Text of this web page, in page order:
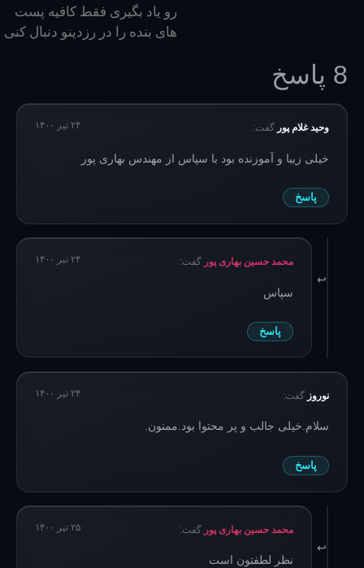
رو یاد بگیری فقط کافیه پست
های بنده را در رزدینو دنبال کنی
8 پاسخ
وحید غلام پور گفت: ۲۴ تیر ۱۴۰۰
خیلی زیبا و آموزنده بود با سپاس از مهندس بهاری پور
پاسخ
محمد حسین بهاری پور گفت: ۲۴ تیر ۱۴۰۰
سپاس
پاسخ
نوروز گفت: ۲۴ تیر ۱۴۰۰
سلام.خیلی جالب و پر محتوا بود.ممنون.
پاسخ
محمد حسین بهاری پور گفت: ۲۵ تیر ۱۴۰۰
نظر لطفتون است